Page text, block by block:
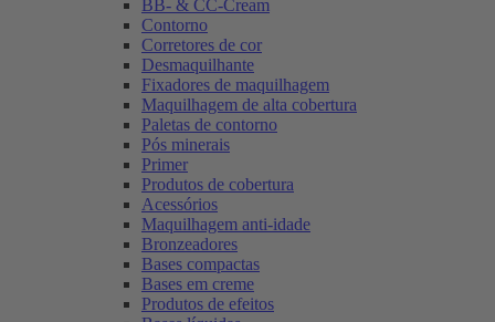
BB- & CC-Cream
Contorno
Corretores de cor
Desmaquilhante
Fixadores de maquilhagem
Maquilhagem de alta cobertura
Paletas de contorno
Pós minerais
Primer
Produtos de cobertura
Acessórios
Maquilhagem anti-idade
Bronzeadores
Bases compactas
Bases em creme
Produtos de efeitos